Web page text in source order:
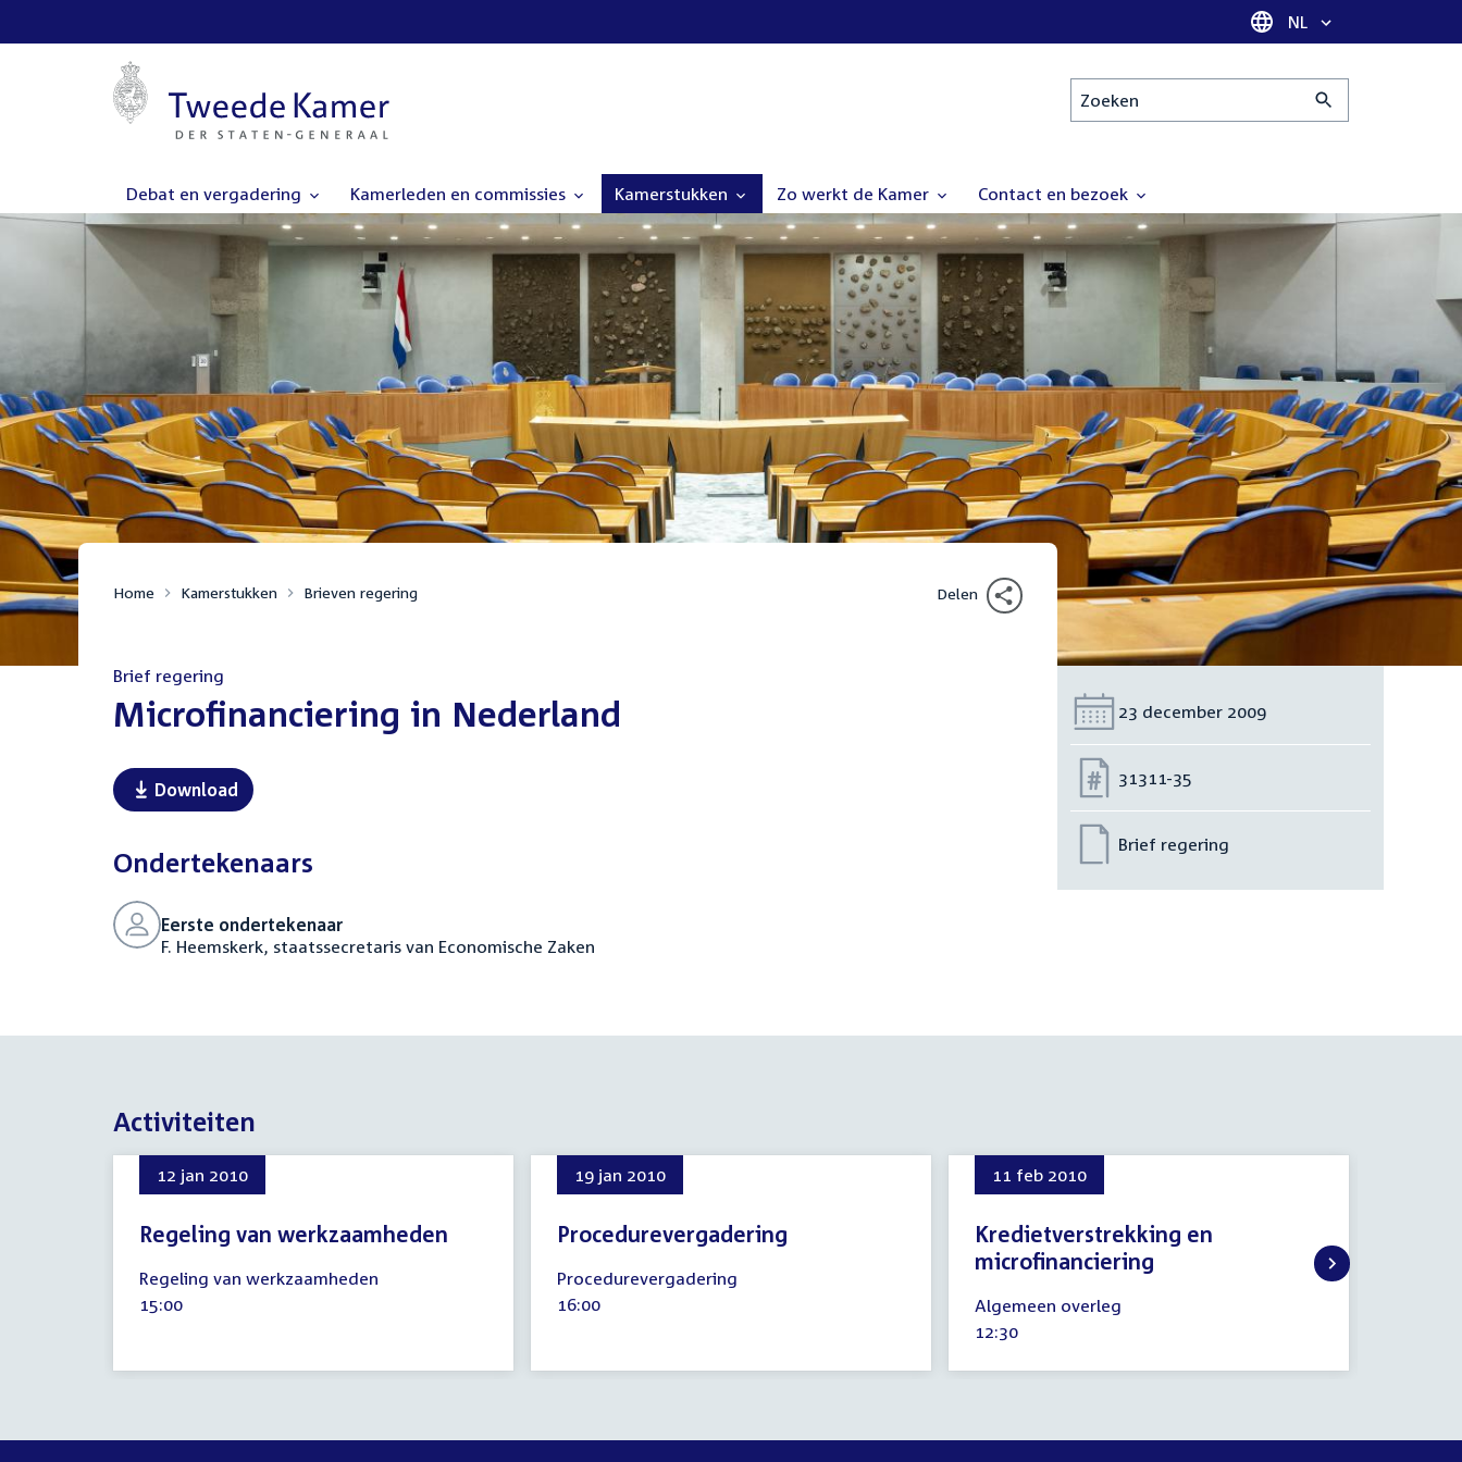
Taal selectie
NL
Zoeken
Debat en vergadering Kamerleden en commissies Kamerstukken Zo werkt de Kamer Contact en bezoek
Home Kamerstukken Brieven regering Delen
Brief regering
:Microfinanciering in Nederland
Download
Ondertekenaars
Eerste ondertekenaar
F. Heemskerk, staatssecretaris van Economische Zaken
Datum:
23 december 2009
Nummer:
31311-35
Brief regering
Activiteiten
12 jan 2010
Regeling van werkzaamheden
januari
2010
Regeling van werkzaamheden
Tijd
15:00
19 jan 2010
Procedurevergadering
januari
2010
Procedurevergadering
Tijd
16:00
11 feb 2010
Kredietverstrekking en
microfinanciering
februari
2010
Algemeen overleg
Tijd
12:30